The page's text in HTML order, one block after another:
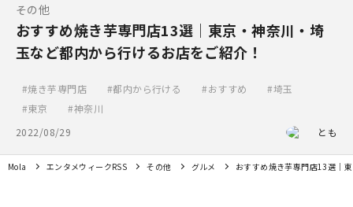
その他
おすすめ焼き芋専門店13選｜東京・神奈川・埼
玉など都内から行けるお店をご紹介！
焼き芋専門店 都内から行ける おすすめ
埼玉
東京
神奈川
2022/08/29
とも
Mola エンタメウィークRSS その他 グルメ おすすめ焼き芋専門店13選｜